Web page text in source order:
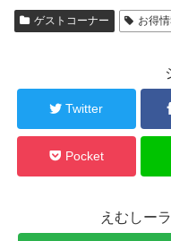
ゲストコーナー お得
Twitter
Pocket
えむしー